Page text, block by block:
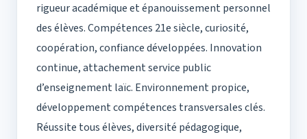
rigueur académique et épanouissement personnel
des élèves. Compétences 21e siècle, curiosité,
coopération, confiance développées. Innovation
continue, attachement service public
d’enseignement laïc. Environnement propice,
développement compétences transversales clés.
Réussite tous élèves, diversité pédagogique,